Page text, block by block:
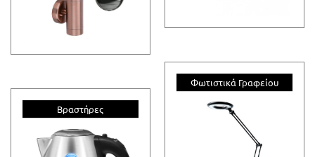
Βραστήρες
Φωτιστικά Γραφείου